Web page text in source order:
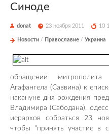
Синоде
donat 23 ноября 2011 10
Новости / Православие / Украина
обращении
Агафангела (Саввина) к
накануне дня рождения
Владимира (Сабодана),
иерархов собраться 23
чтобы "принять участие в